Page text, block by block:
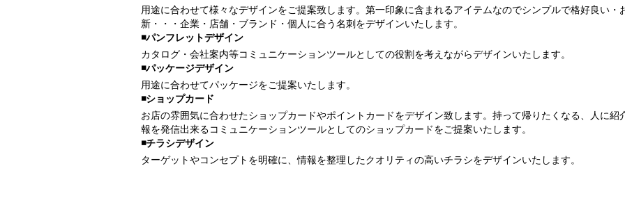
用途に合わせて様々なデザインをご提案致します。第一印象に含まれるアイテムなのでシンプルで格好良い
新・・・企業・店舗・ブランド・個人に合う名刺をデザインいたします。
◾️パンフレットデザイン
カタログ・会社案内等コミュニケーションツールとしての役割を考えながらデザインいたします。
◾️パッケージデザイン
用途に合わせてパッケージをご提案いたします。
◾️ショップカード
お店の雰囲気に合わせたショップカードやポイントカードをデザイン致します。持って帰りたくなる、人に
報を発信出来るコミュニケーションツールとしてのショップカードをご提案いたします。
◾️チラシデザイン
ターゲットやコンセプトを明確に、情報を整理したクオリティの高いチラシをデザインいたします。